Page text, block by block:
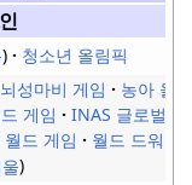
청소년 올림픽
뇌성마비 게임
농아 올
게임
INAS 글로벌
월드 게임
월드 드워프